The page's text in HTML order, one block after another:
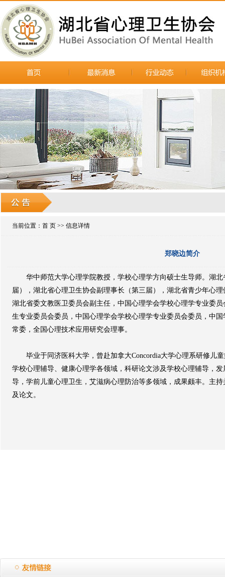
当前位置： 首 页 >> 信息详情
郑晓边简介
华中师范大学心理学院教授，学校心理学方向硕士生导师。湖北
届），湖北省心理卫生协会副理事长（第三届），湖北省青少年心
湖北省委文教医卫委员会副主任，中国心理学会学校心理学专业委
生专业委员会委员，中国心理学会学校心理学专业委员会委员，中
常委，全国心理技术应用研究会理事。
毕业于同济医科大学，曾赴加拿大Concordia大学心理系研修儿
学校心理辅导、健康心理学各领域，科研论文涉及学校心理辅导，
导，学前儿童心理卫生，艾滋病心理防治等多领域，成果颇丰。主
及论文。